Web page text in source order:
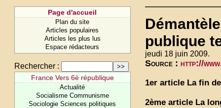
Page d'accueil
Plan du site
Articles populaires
Articles les plus lus
Espace rédacteurs
Rechercher :
France Vers 6è république
Actualité
Socialisme Communisme
Sociologie Sciences politiques
publique
jeudi 18 juin 2009.
Source : http://
1er article La fin
2ème article La